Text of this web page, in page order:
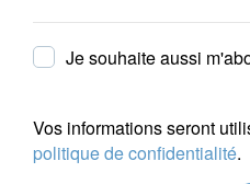
Je souhaite aussi
Vos informations seront
politique de confidentialité.